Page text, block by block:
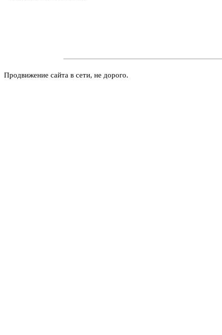
Продвижение сайта в сети, не дорого.